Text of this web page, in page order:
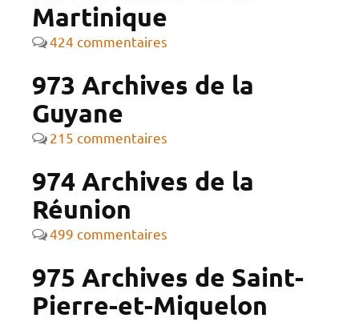
Martinique
424 commentaires
973 Archives de la
Guyane
215 commentaires
974 Archives de la
Réunion
499 commentaires
975 Archives de Saint-
Pierre-et-Miquelon